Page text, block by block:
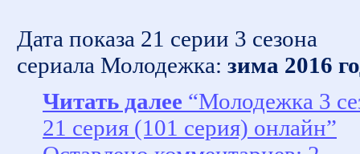
Дата показа 21 серии 3 сезона
сериала Молодежка: зима 2016
Читать далее “Молодежка 3
21 серия (101 серия) онлайн”